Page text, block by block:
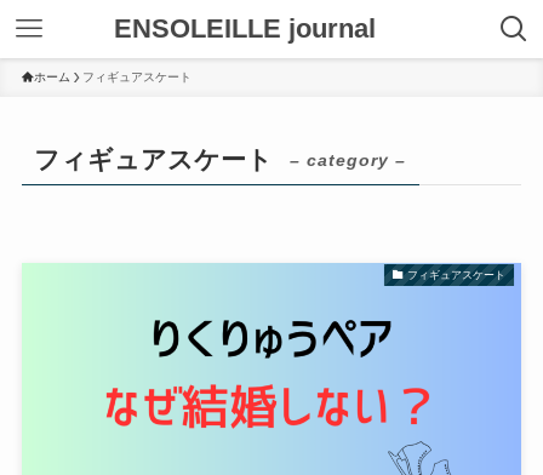
ENSOLEILLE journal
ホーム フィギュアスケート
フィギュアスケート – category –
フィギュアスケート